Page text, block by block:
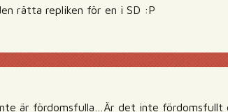
rätta repliken för en i SD :P
är fördomsfulla…Är det inte fördomsfullt